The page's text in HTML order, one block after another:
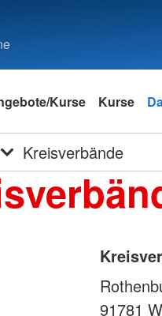
Kurse Kurse
Kreisverbände
91781